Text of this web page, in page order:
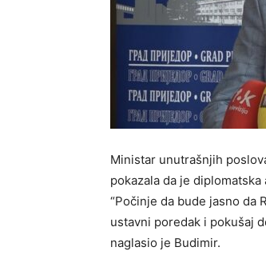
Ministar unutrašnjih
pokazala da je
“Počinje da bude jasno da
ustavni poredak i pokušaj
naglasio je Budimir.